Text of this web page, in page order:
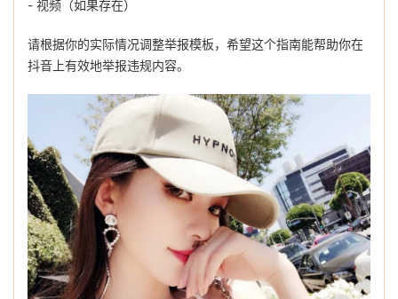
- 视频（如果存在）
请根据你的实际情况调整举报模板，希望这个指南能帮助你在
抖音上有效地举报违规内容。